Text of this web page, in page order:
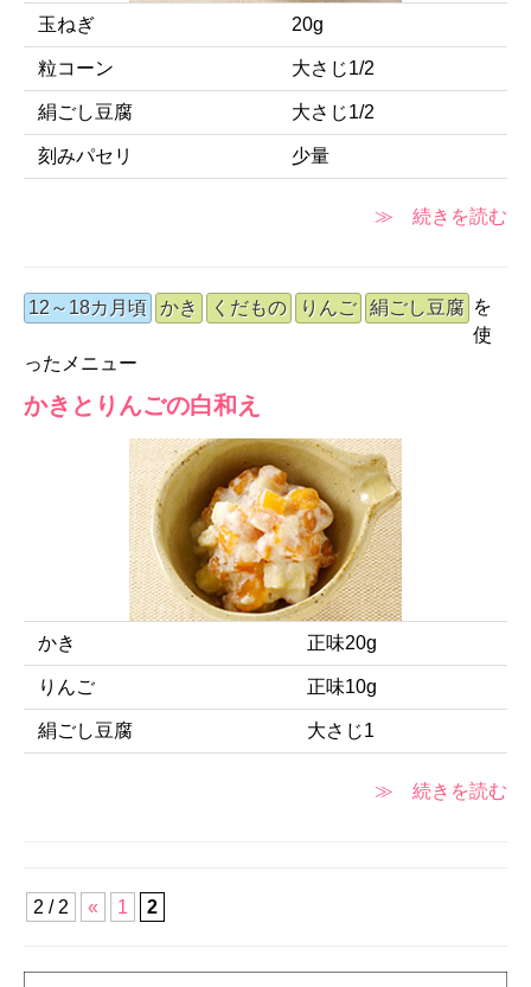
玉ねぎ 20g
粒コーン 大さじ1/2
絹ごし豆腐 大さじ1/2
刻みパセリ 少量
≫ 続きを読む
12～18カ月頃 かき くだもの りんご 絹ごし豆腐 を
使
ったメニュー
かきとりんごの白和え
かき 正味20g
りんご 正味10g
絹ごし豆腐 大さじ1
≫ 続きを読む
2 / 2 « 1 2